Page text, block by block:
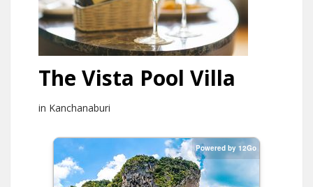
The Vista Pool Villa
in Kanchanaburi